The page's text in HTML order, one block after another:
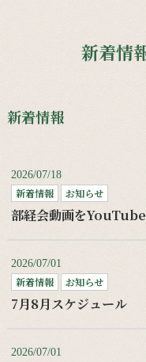
新着情
新着情報
2026/07/18
新着情報 お知らせ
部経会動画をYouTube
2026/07/01
新着情報 お知らせ
7月8月スケジュール
2026/07/01